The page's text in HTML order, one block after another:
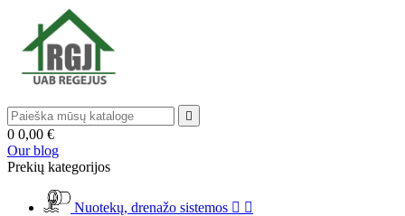

0 0,00 €
Our blog
Prekių kategorijos
Nuotekų, drenažo sistemos  